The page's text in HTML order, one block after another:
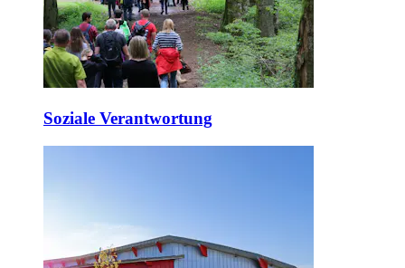
Soziale Verantwortung